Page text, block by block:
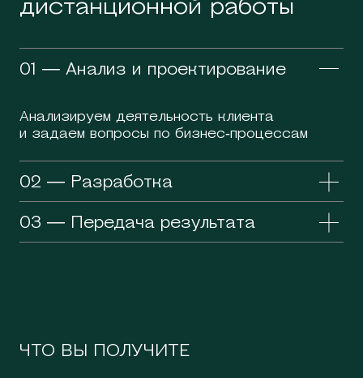
дистанционной работы
01 — Анализ и проектирование
Анализируем деятельность клиента
и задаем вопросы по бизнес-процессам
02 — Разработка
Отражаем общие положения, продумываем
логику, стиль изложения
Устраняем последние шероховатости
03 — Передача результата
ЧТО ВЫ ПОЛУЧИТЕ